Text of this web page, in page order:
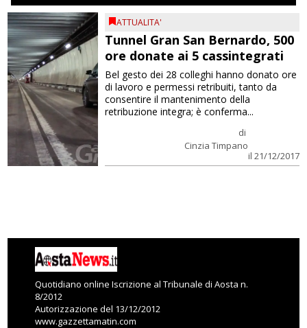
ATTUALITA'
Tunnel Gran San Bernardo, 500
ore donate ai 5 cassintegrati
di
Cinzia Timpano
il 21/12/2017
Bel gesto dei 28 colleghi hanno donato ore
di lavoro e permessi retribuiti, tanto da
consentire il mantenimento della
retribuzione integra; è conferma...
Quotidiano online Iscrizione al Tribunale di Aosta n.
8/2012
Autorizzazione del 13/12/2012
www.gazzettamatin.com